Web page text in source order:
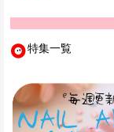
特集一覧